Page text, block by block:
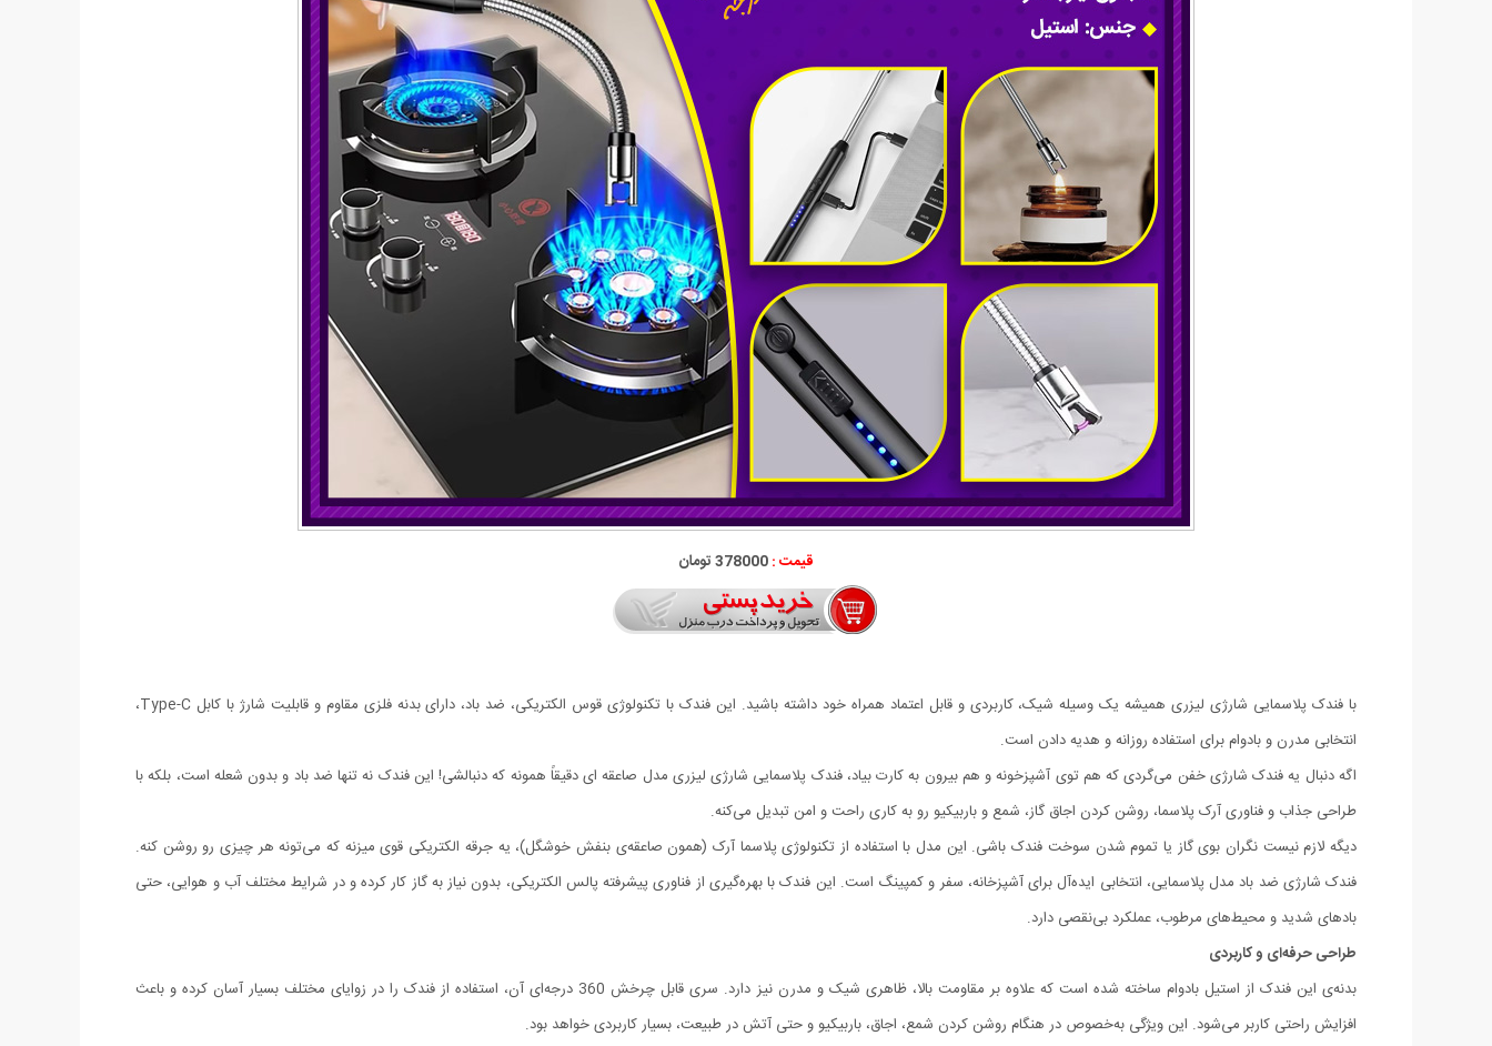
قیمت :378000 تومان
با فندک پلاسمایی شارژی لیزری همیشه یک وسیله شیک، کاربردی و قابل اعتماد همراه خود داشته باشید. این فندک با تکنولوژی قوس الکتریکی، ضد باد، دارای بدنه فلزی مقاوم و قابلیت شارژ با کابل Type-C،
انتخابی مدرن و بادوام برای استفاده روزانه و هدیه دادن است.
اگه دنبال یه فندک شارژی خفن می‌گردی که هم توی آشپزخونه و هم بیرون به کارت بیاد، فندک پلاسمایی شارژی لیزری مدل صاعقه ای دقیقاً همونه که دنبالشی! این فندک نه تنها ضد باد و بدون شعله است، بلکه با
طراحی جذاب و فناوری آرک پلاسما، روشن کردن اجاق گاز، شمع و باربیکیو رو به کاری راحت و امن تبدیل می‌کنه.
دیگه لازم نیست نگران بوی گاز یا تموم شدن سوخت فندک باشی. این مدل با استفاده از تکنولوژی پلاسما آرک (همون صاعقه‌ی بنفش خوشگل)، یه جرقه الکتریکی قوی میزنه که می‌تونه هر چیزی رو روشن کنه.
فندک شارژی ضد باد مدل پلاسمایی، انتخابی ایده‌آل برای آشپزخانه، سفر و کمپینگ است. این فندک با بهره‌گیری از فناوری پیشرفته پالس الکتریکی، بدون نیاز به گاز کار کرده و در شرایط مختلف آب و هوایی، حتی
بادهای شدید و محیط‌های مرطوب، عملکرد بی‌نقصی دارد.
طراحی حرفه‌ای و کاربردی
بدنه‌ی این فندک از استیل بادوام ساخته شده است که علاوه بر مقاومت بالا، ظاهری شیک و مدرن نیز دارد. سری قابل چرخش 360 درجه‌ای آن، استفاده از فندک را در زوایای مختلف بسیار آسان کرده و باعث
افزایش راحتی کاربر می‌شود. این ویژگی به‌خصوص در هنگام روشن کردن شمع، اجاق، باربیکیو و حتی آتش در طبیعت، بسیار کاربردی خواهد بود.